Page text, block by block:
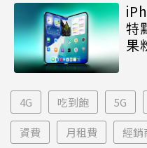
特
果
4G 吃到飽 5G
資費 月租費 經銷